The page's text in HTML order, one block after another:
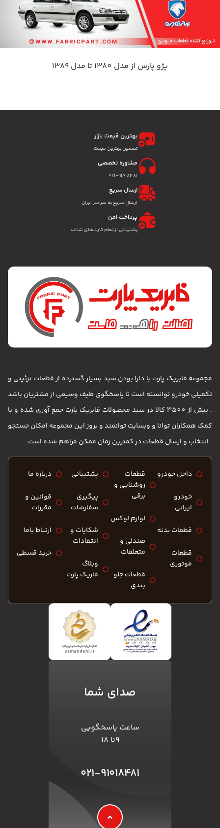
پژو پارس از مدل 1380 تا مدل 1389
بهترین قیمت بازار
تضمین بهترین قیمت
مشاوره تخصصی
۰۲۱-91018481
ارسال سریع
ارسال سریع به سراسر ایران
پرداخت امن
پشتیبانی از تمام کارت‌های شتاب
مجموعه فابریک پارت با دارا بودن سبد بسیار گسترده از قطعات تزئینی و
تکمیلی خودرو توانسته است تا پاسخگوی طیف وسیعی از مشتریان باشد
. بیش از 3500 کالا در سبد محصولات فابریک پارت جمع آوری شده و با
کمک همکاران توانا و وبسایت توانمند و بروز این مجموعه امکان جستجو
، انتخاب و ارسال قطعات در کمترین زمان ممکن فراهم شده است
داخل خودرو
خودرو
ایرانی
قطعات بدنه
قطعات
موتوری
قطعات
روشنایی و
برقی
لوازم لوکس
صندلی و
متعلقات
قطعات جلو
بندی
پشتیبانی
پیگیری
سفارشات
شکایات و
انتقادات
وبلاگ
فاریک پارت
درباره ما
قوانین و
مقررات
ارتباط باما
خرید قسطی
صدای شما
ساعت پاسخگویی
۹تا ۱۸
۰۲۱-۹۱۰۱۸۴۸۱